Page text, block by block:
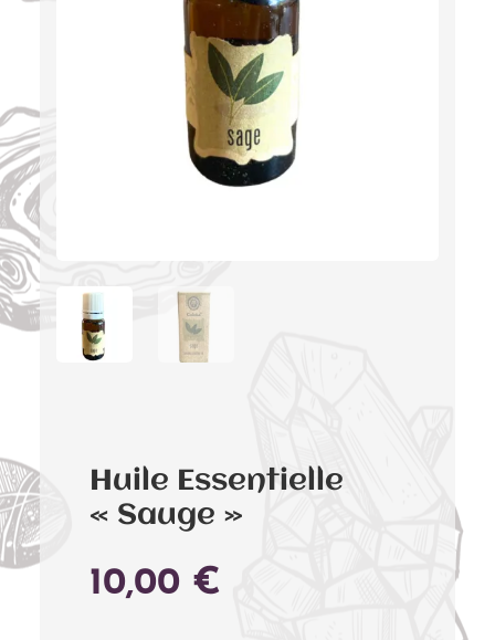
Huile Essentielle
« Sauge »
10,00 €